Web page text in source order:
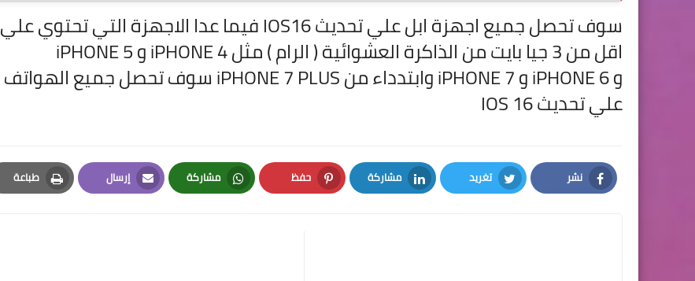
سوف تحصل جميع اجهزة ابل علي تحديث IOS16 فيما عدا الاجهزة التي تحتوي علي
اقل من 3 جيا بايت من الذاكرة العشوائية ( الرام ) مثل iPHONE 4 و iPHONE 5
و iPHONE 6 و iPHONE 7 وابتدداء من iPHONE 7 PLUS سوف تحصل جميع الهواتف
علي تحديث IOS 16
نشر
Facebook
تغريد
Twitter
مشاركة
LinkedIn
حفظ
Pinterest
مشاركة
Whatsapp
إرسال
Email
طباعة
Print